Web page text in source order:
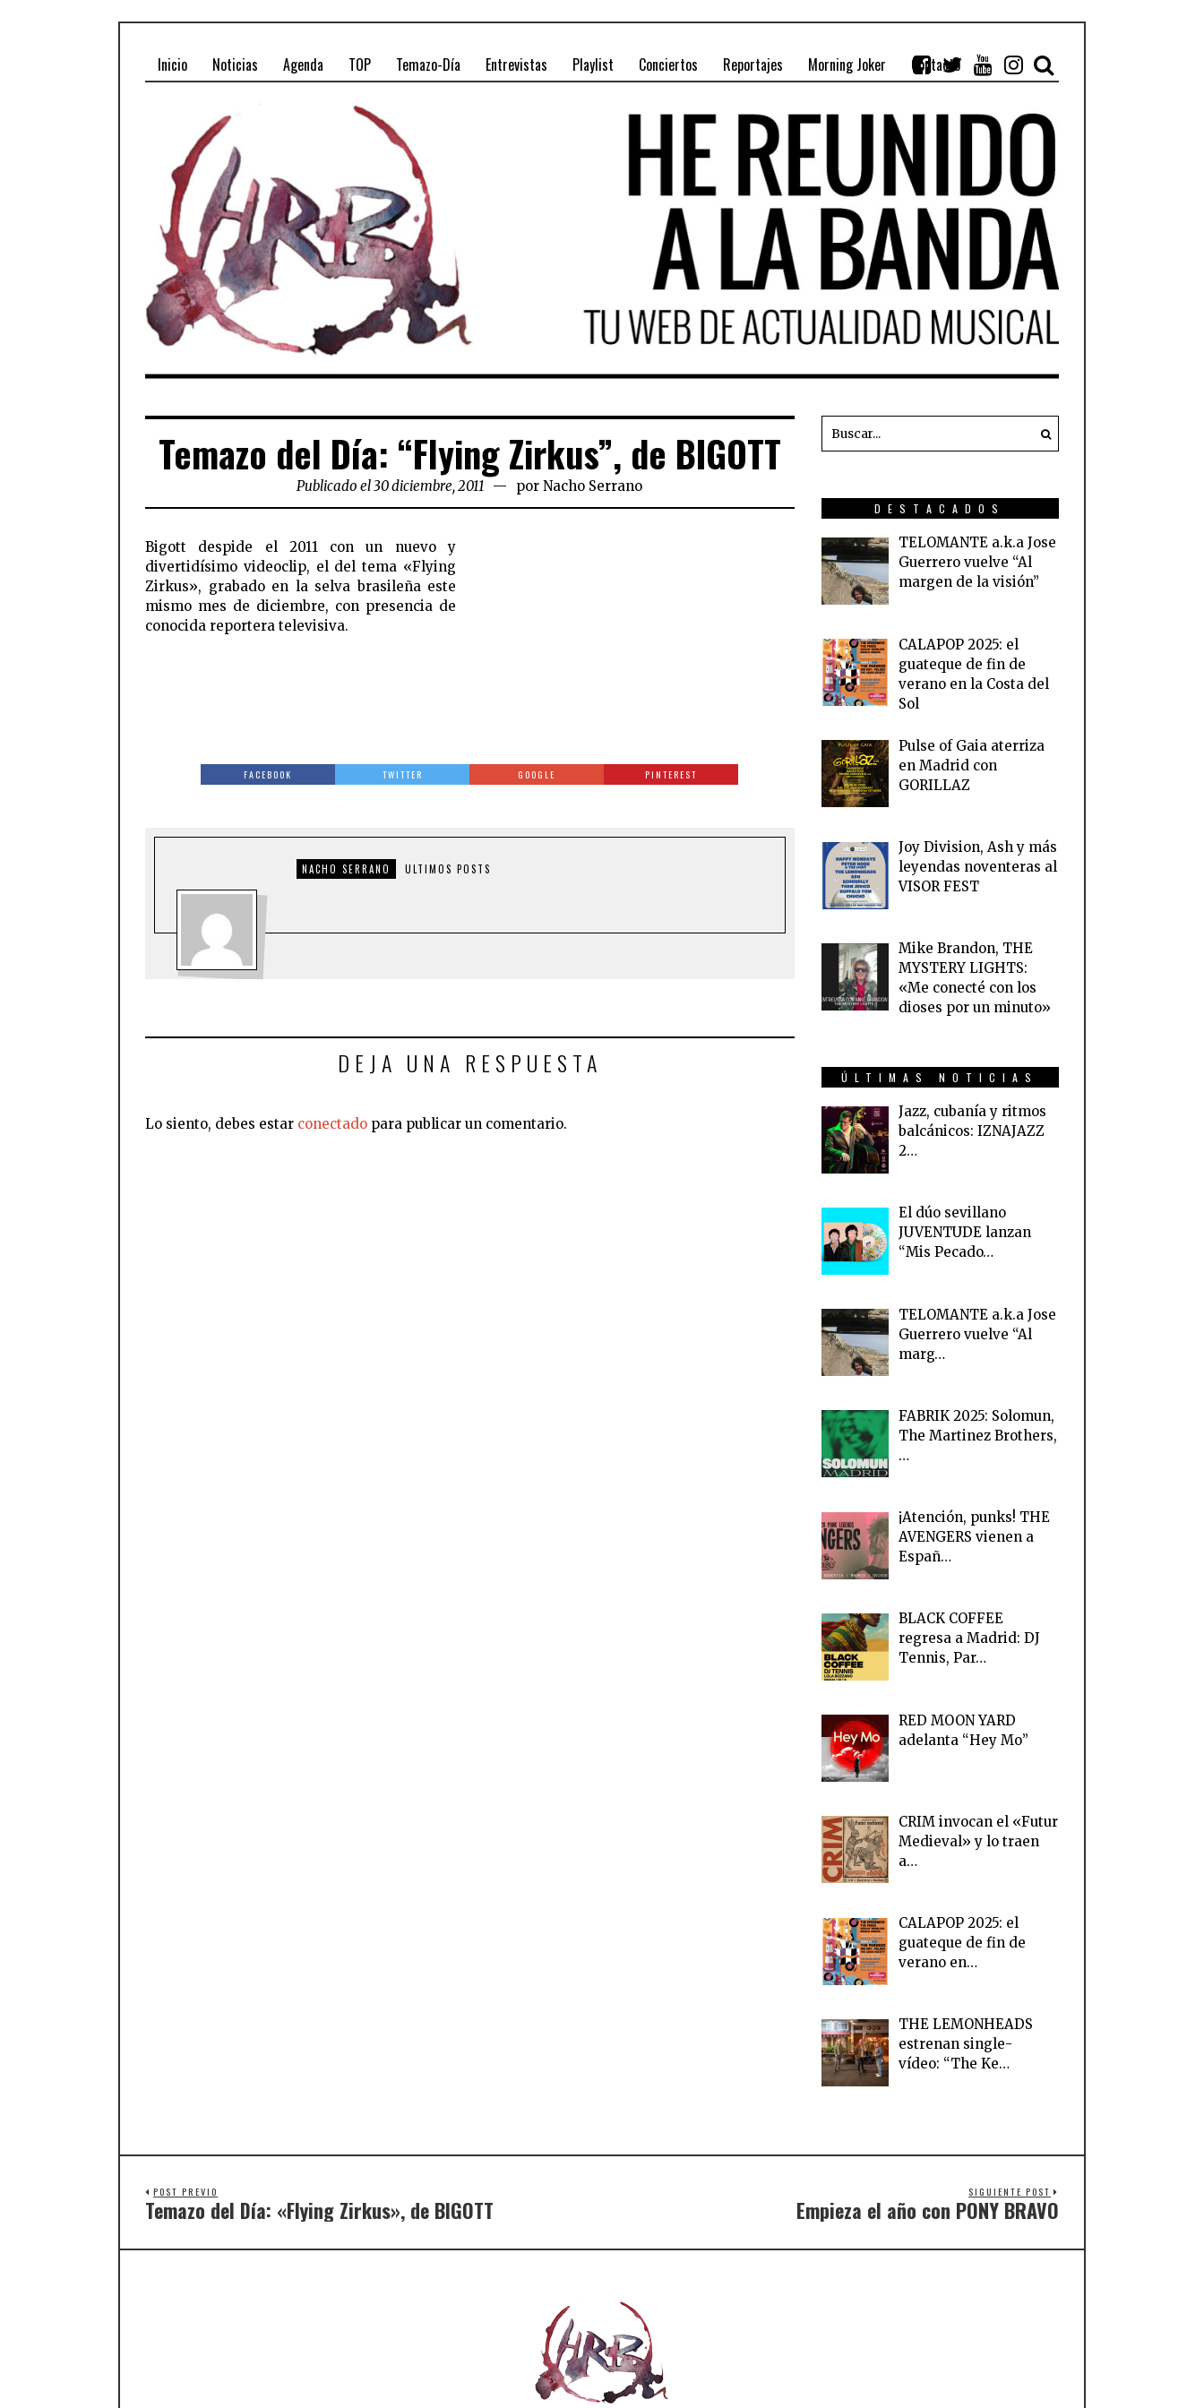
Inicio Noticias Agenda TOP Temazo-Día Entrevistas Playlist Conciertos Reportajes Morning Joker Contacto
Temazo del Día: “Flying Zirkus”, de BIGOTT
Publicado el 30 diciembre, 2011 porNacho Serrano
Bigott despide el 2011 con un nuevo y
divertidísimo videoclip, el del tema «Flying
Zirkus», grabado en la selva brasileña este
mismo mes de diciembre, con presencia de
conocida reportera televisiva.
FACEBOOK TWITTER GOOGLE PINTEREST
NACHO SERRANO ULTIMOS POSTS
DEJA UNA RESPUESTA
Lo siento, debes estar conectado para publicar un comentario.
DESTACADOS
TELOMANTE a.k.a Jose
Guerrero vuelve “Al
margen de la visión”
CALAPOP 2025: el
guateque de fin de
verano en la Costa del
Sol
Pulse of Gaia aterriza
en Madrid con
GORILLAZ
Joy Division, Ash y más
leyendas noventeras al
VISOR FEST
Mike Brandon, THE
MYSTERY LIGHTS:
«Me conecté con los
dioses por un minuto»
ÚLTIMAS NOTICIAS
Jazz, cubanía y ritmos
balcánicos: IZNAJAZZ
2…
El dúo sevillano
JUVENTUDE lanzan
“Mis Pecado…
TELOMANTE a.k.a Jose
Guerrero vuelve “Al
marg…
FABRIK 2025: Solomun,
The Martinez Brothers,
…
¡Atención, punks! THE
AVENGERS vienen a
Españ…
BLACK COFFEE
regresa a Madrid: DJ
Tennis, Par…
RED MOON YARD
adelanta “Hey Mo”
CRIM invocan el «Futur
Medieval» y lo traen
a…
CALAPOP 2025: el
guateque de fin de
verano en…
THE LEMONHEADS
estrenan single-
vídeo: “The Ke…
POST PREVIO
Temazo del Día: «Flying Zirkus», de BIGOTT
SIGUIENTE POST
Empieza el año con PONY BRAVO